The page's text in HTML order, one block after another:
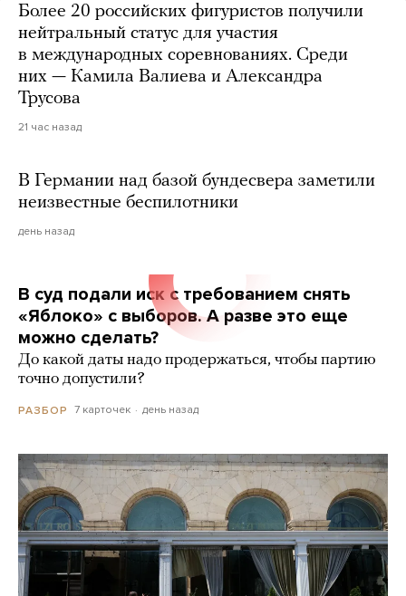
Более 20 российских фигуристов получили
нейтральный статус для участия
в международных соревнованиях. Среди
них — Камила Валиева и Александра
Трусова
21 час назад
В Германии над базой бундесвера заметили
неизвестные беспилотники
день назад
В суд подали иск с требованием снять
«Яблоко» с выборов. А разве это еще
можно сделать?
До какой даты надо продержаться, чтобы партию
точно допустили?
РАЗБОР 7 карточек день назад